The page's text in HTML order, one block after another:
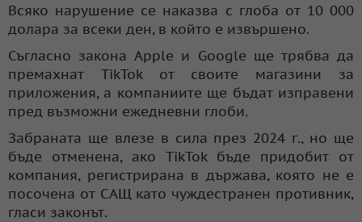
Всяко нарушение се наказва с глоба от 10 000
долара за всеки ден, в който е извършено.
Съгласно закона Apple и Google ще трябва да
премахнат TikTok от своите магазини за
приложения, а компаниите ще бъдат изправени
пред възможни ежедневни глоби.
Забраната ще влезе в сила през 2024 г., но ще
бъде отменена, ако TikTok бъде придобит от
компания, регистрирана в държава, която не е
посочена от САЩ като чуждестранен противник,
гласи законът.